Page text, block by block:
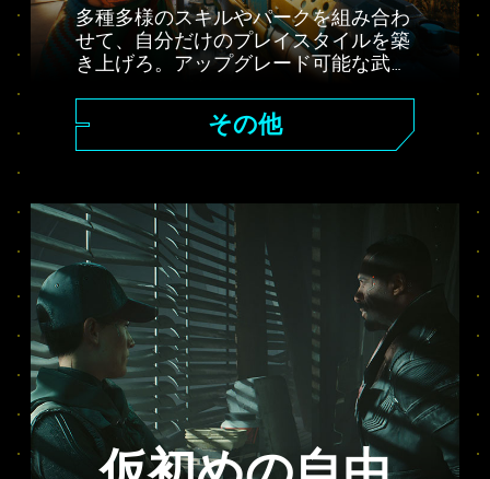
多種多様のスキルやパークを組み合わ
せて、自分だけのプレイスタイルを築
き上げろ。アップグレード可能な武器
するインプラントなど、豊富なカスタ
マイズ要素を用意。火力にものを言わ
せた正面突破、遠距離から確実に仕留
行動など――君に合ったスタイルを見
つけ出せ。
その他